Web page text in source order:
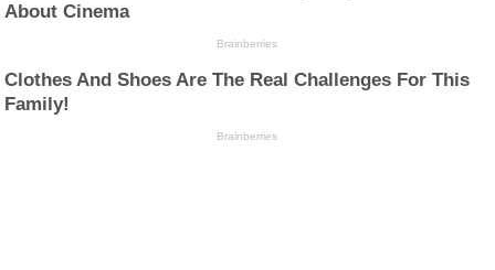
About Cinema
Brainberries
Clothes And Shoes Are The Real Challenges For This
Family!
Brainberries